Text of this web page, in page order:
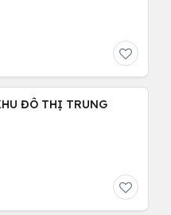
ĐÔ THỊ TRUNG